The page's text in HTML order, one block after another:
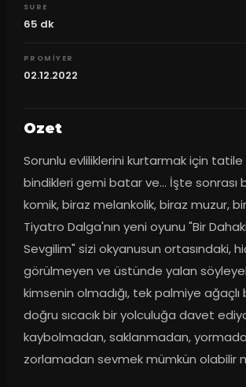
SURE
65 dk
PROMIYER
02.12.2022
Ozet
Sorunlu evliliklerini kurtarmak için tatile
bindikleri gemi batar ve... İşte sonrası
komik, biraz melankolik, biraz muzur,
Tiyatro Dalga'nın yeni oyunu "Bir
Sevgilim" sizi okyanusun ortasındaki,
görülmeyen ve üstünde yalan
kimsenin olmadığı, tek palmiye ağaçlı
doğru sıcacık bir yolculuğa davet
kaybolmadan, saklanmadan,
zorlamadan sevmek mümkün olabilir